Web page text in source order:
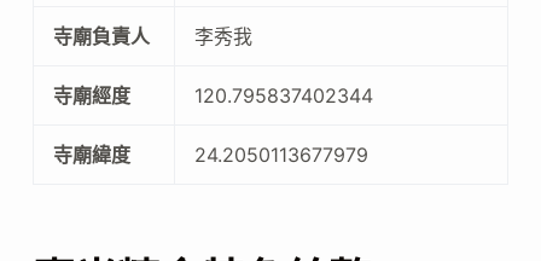
寺廟負責人 李秀我
寺廟經度 120.795837402344
寺廟緯度 24.2050113677979